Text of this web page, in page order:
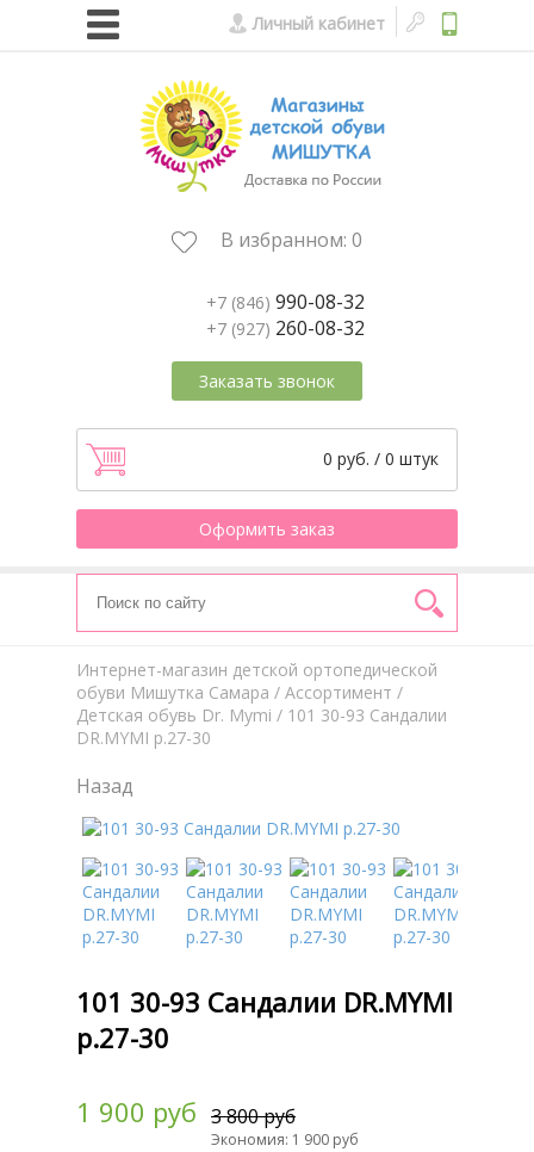
Личный кабинет
В избранном: 0
+7 (846) 990-08-32
+7 (927) 260-08-32
Заказать звонок
0 руб. / 0 штук
Оформить заказ
Интернет-магазин детской ортопедической
обуви Мишутка Самара / Aссортимент /
Детская обувь Dr. Mymi / 101 30-93 Сандалии
DR.MYMI р.27-30
Назад
101 30-93 Сандалии DR.MYMI
р.27-30
1 900 руб 3 800 руб
Экономия: 1 900 руб